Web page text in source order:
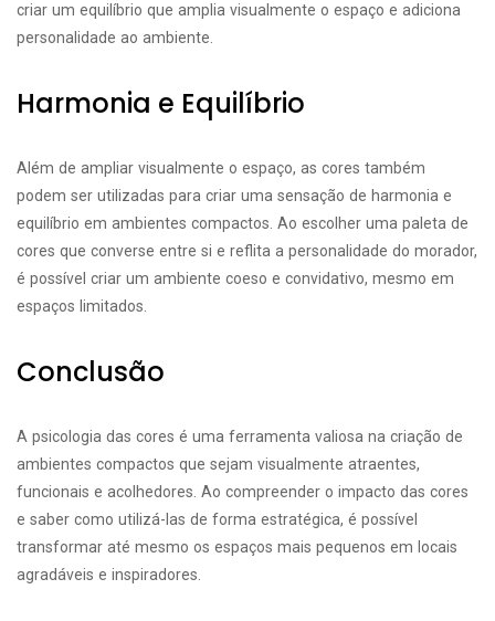
criar um equilíbrio que amplia visualmente o espaço e adiciona
personalidade ao ambiente.
Harmonia e Equilíbrio
Além de ampliar visualmente o espaço, as cores também
podem ser utilizadas para criar uma sensação de harmonia e
equilíbrio em ambientes compactos. Ao escolher uma paleta de
cores que converse entre si e reflita a personalidade do morador,
é possível criar um ambiente coeso e convidativo, mesmo em
espaços limitados.
Conclusão
A psicologia das cores é uma ferramenta valiosa na criação de
ambientes compactos que sejam visualmente atraentes,
funcionais e acolhedores. Ao compreender o impacto das cores
e saber como utilizá-las de forma estratégica, é possível
transformar até mesmo os espaços mais pequenos em locais
agradáveis e inspiradores.